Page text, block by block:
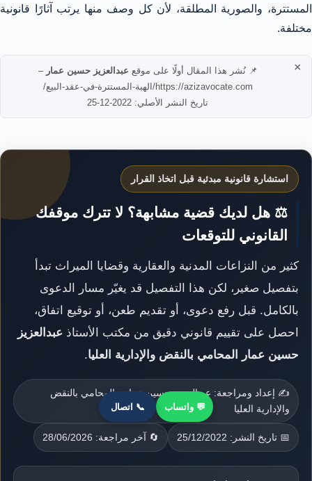
المستترة، والصورية المطلقة، لأن كل وصف منها يرتب آثارًا قانونية
مختلفة.
📌 نُشر هذا المقال أولًا على موقع عبدالعزيز حسين عمار –
https://azizavocate.com/الهبة-المستترة-في-عقد-البيع/
تاريخ النشر الأصلي: 2022-12-25
×
استشارة قانونية مبدئية قبل اتخاذ القرار
⚖️ هل لديك قضية مشابهة؟ لا تترك موقفك
القانوني للتوقعات
كثير من النزاعات المدنية والعقارية وقضايا الميراث تبدأ
بتفصيل صغير، لكن هذا التفصيل قد يغيّر مسار الدعوى
بالكامل. قبل رفع دعوى، أو تقديم طعن، أو توقيع اتفاق،
احصل على تقييم قانوني دقيق من مكتب الأستاذ عبدالعزيز
حسين عمار المحامي بالنقض والإدارية العليا.
✍️ إعداد ومراجعة: عبدالعزيز حسين عمار - المحامي بالنقض
والإدارية العليا
📅 تاريخ النشر: 25/12/2022 🔄 آخر مراجعة: 28/06/2026
💬 واتساب 📞 اتصال